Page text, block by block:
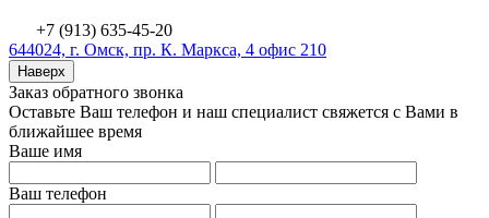
+7 (913) 635-45-20
644024, г. Омск, пр. К. Маркса, 4 офис 210
Наверх
Заказ обратного звонка
Оставьте Ваш телефон и наш специалист свяжется с Вами в
ближайшее время
Ваше имя
Ваш телефон